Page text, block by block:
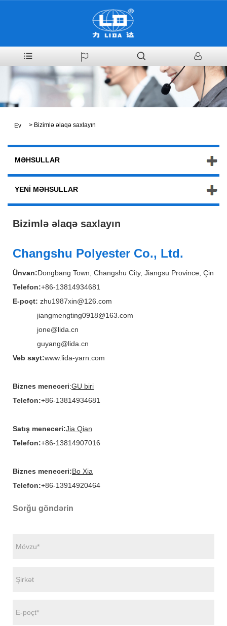
Ev > Bizimlə əlaqə saxlayın
MƏHSULLAR
YENI MƏHSULLAR
Bizimlə əlaqə saxlayın
Changshu Polyester Co., Ltd.
Ünvan:Dongbang Town, Changshu City, Jiangsu Province, Çin
Telefon:+86-13814934681
E-poçt: zhu1987xin@126.com
jiangmengting0918@163.com
jone@lida.cn
guyang@lida.cn
Veb sayt:www.lida-yarn.com
Biznes meneceri:GU biri
Telefon:+86-13814934681
Satış meneceri:Jia Qian
Telefon:+86-13814907016
Biznes meneceri:Bo Xia
Telefon:+86-13914920464
Sorğu göndərin